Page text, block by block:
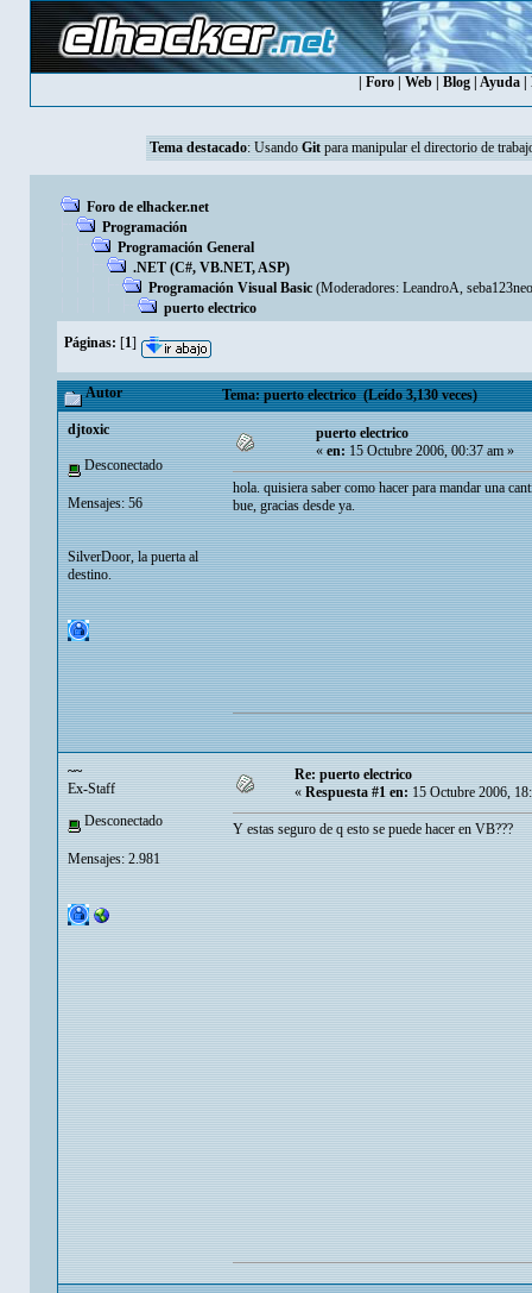
Foro| Web| Blog| Ayuda|
Tema destacado: Usando Git para manipular el directorio de
Foro de elhacker.net
Programación
Programación General
.NET (C#, VB.NET, ASP)
Programación Visual Basic (Moderadores: LeandroA, seba123neo
puerto electrico
Páginas: [1]
Autor Tema: puerto electrico (Leído 3,130 veces)
djtoxic
Desconectado
Mensajes: 56
SilverDoor, la puerta al
destino.
puerto electrico
«en:15 Octubre 2006, 00:37 am »
hola. quisiera saber como hacer para mandar una
bue, gracias desde ya.
~~
Ex-Staff
Desconectado
Mensajes: 2.981
Re: puerto electrico
« Respuesta #1 en: 15 Octubre 2006,
Y estas seguro de q esto se puede hacer en VB???